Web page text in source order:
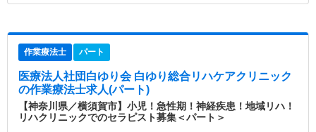
作業療法士 パート
医療法人社団白ゆり会 白ゆり総合リハケアクリニック
の作業療法士求人(パート)
【神奈川県／横須賀市】小児！急性期！神経疾患！地域リハ！
リハクリニックでのセラピスト募集＜パート＞